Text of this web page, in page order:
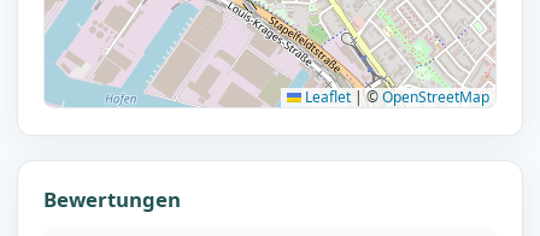
Leaflet |©OpenStreetMap
Bewertungen